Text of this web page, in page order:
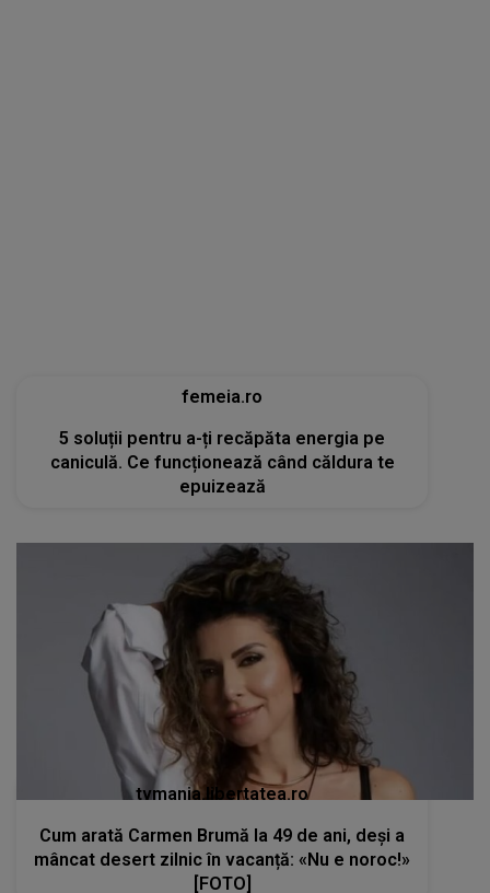
tvmania.libertatea.ro
Cum arată Carmen Brumă la 49 de ani, deși a
mâncat desert zilnic în vacanță: «Nu e noroc!»
[FOTO]